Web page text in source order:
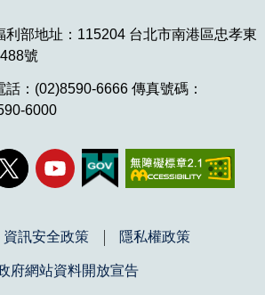
利部地址：115204 台北市南港區忠孝東
號
話：(02)8590-6666 傳真號碼：
6000
資訊安全政策 隱私權政策
府網站資料開放宣告